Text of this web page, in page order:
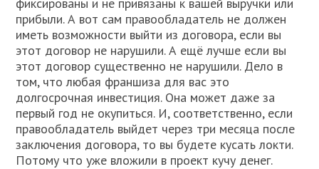
прибыли. А вот сам правообладатель не должен
иметь возможности выйти из договора, если вы
этот договор не нарушили. А ещё лучше если вы
этот договор существенно не нарушили. Дело в
том, что любая франшиза для вас это
долгосрочная инвестиция. Она может даже за
первый год не окупиться. И, соответственно, если
правообладатель выйдет через три месяца после
заключения договора, то вы будете кусать локти.
Потому что уже вложили в проект кучу денег.